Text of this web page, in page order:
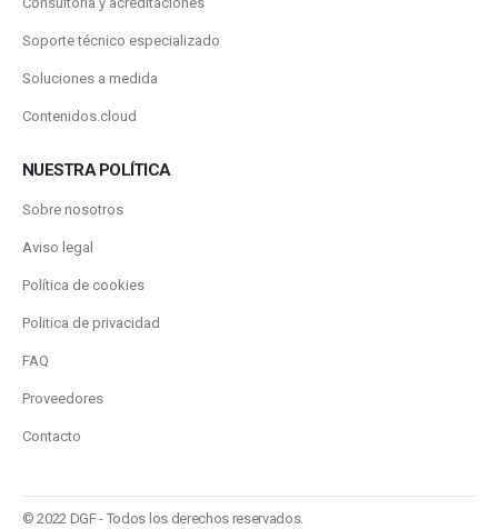
Soporte técnico especializado
Soluciones a medida
Contenidos.cloud
NUESTRA POLÍTICA
Sobre nosotros
Aviso legal
Política de cookies
Politica de privacidad
FAQ
Proveedores
Contacto
© 2022 DGF - Todos los derechos reservados.